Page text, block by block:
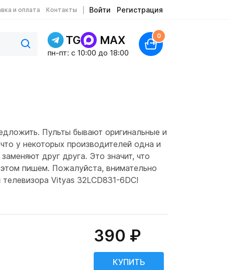
и оплата Контакты Войти Регистрация
TG MAX
пн-пт: c 10:00 до 18:00
0
Пульты бывают оригинальные и
у некоторых производителей одна и
друг друга. Это значит, что
пишем. Пожалуйста, внимательно
Vityas 32LCD831-6DC!
390 ₽